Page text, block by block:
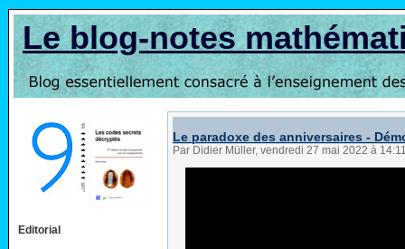
Le blog-notes
Editorial
Le paradoxe des anniversaires -
Par Didier Müller, vendredi 27 mai 2022 à